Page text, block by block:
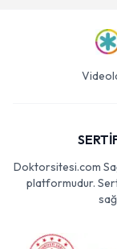
Doktorsitesi.com
platformudur.